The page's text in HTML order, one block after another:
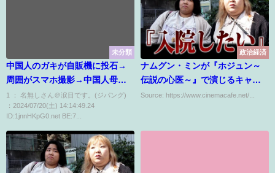
未分類
中国人のガキが自販機に投石→
周囲がスマホ撮影→中国人母親
が激昂し暴行
1 ： 名無しさん＠涙目です。(ジパング)
：2024/07/20(土) 14:14:49.24
ID:1jnnHKpG0.net BE:7...
政治経済
ナムグン・ミンが『ホジュン～
伝説の心医～』で演じるキャラ
の苦悩とは何か
Source: https://www.cinemacafe.net/...